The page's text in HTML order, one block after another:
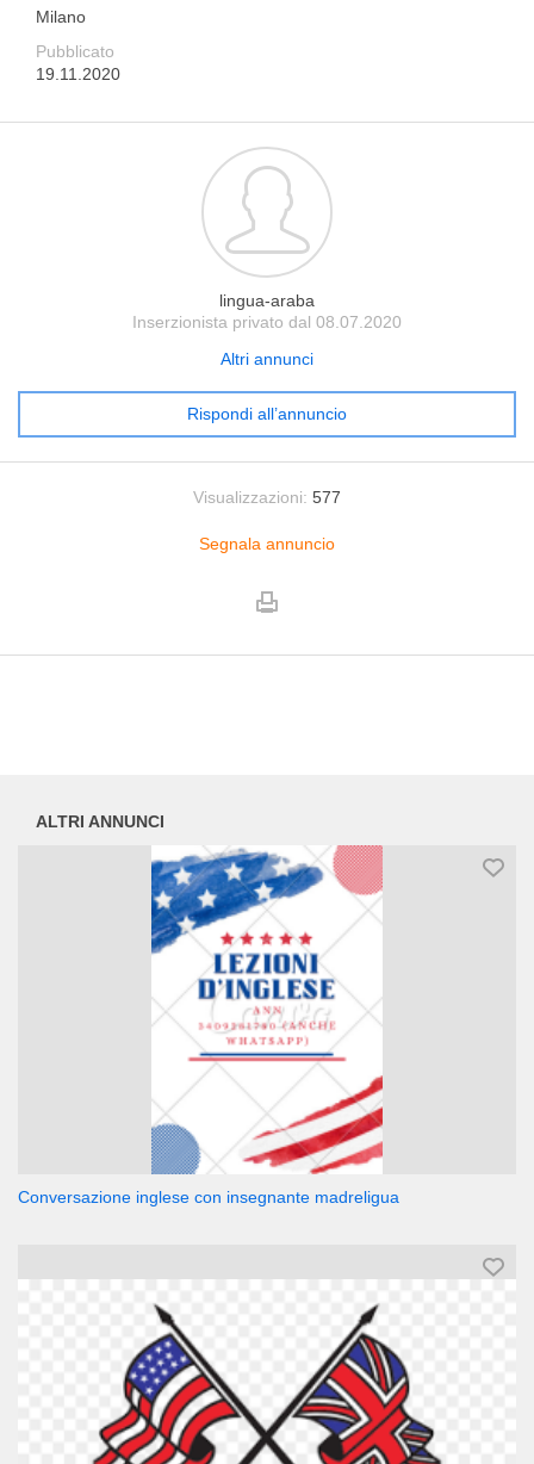
Milano
Pubblicato
19.11.2020
lingua-araba
Inserzionista privato dal 08.07.2020
Altri annunci
Rispondi all’annuncio
Visualizzazioni: 577
Segnala annuncio
ALTRI ANNUNCI
Conversazione inglese con insegnante madreligua